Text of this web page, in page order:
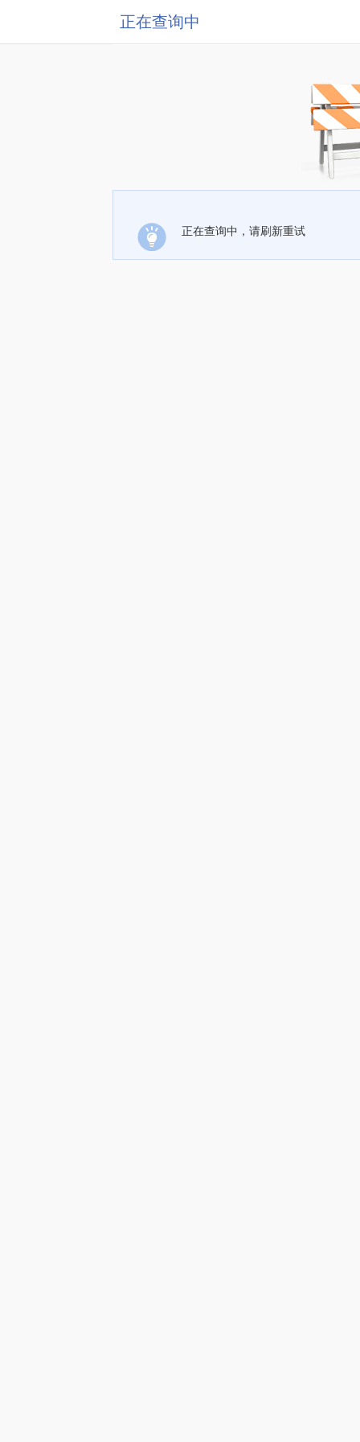
正在查询中
正在查询中，请刷新重试